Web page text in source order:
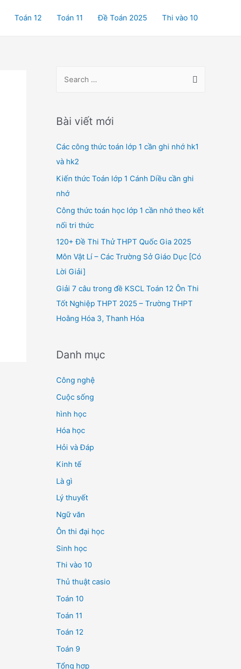
Toán 12 Toán 11 Đề Toán 2025 Thi vào 10
r
h
f
o
r
:
Bài viết mới
Các công thức toán lớp 1 cần ghi nhớ hk1
và hk2
Kiến thức Toán lớp 1 Cánh Diều cần ghi
nhớ
Công thức toán học lớp 1 cần nhớ theo kết
nối tri thức
120+ Đề Thi Thử THPT Quốc Gia 2025
Môn Vật Lí – Các Trường Sở Giáo Dục [Có
Lời Giải]
Giải 7 câu trong đề KSCL Toán 12 Ôn Thi
Tốt Nghiệp THPT 2025 – Trường THPT
Hoằng Hóa 3, Thanh Hóa
Danh mục
Công nghệ
Cuộc sống
hình học
Hóa học
Hỏi và Đáp
Kinh tế
Là gì
Lý thuyết
Ngữ văn
Ôn thi đại học
Sinh học
Thi vào 10
Thủ thuật casio
Toán 10
Toán 11
Toán 12
Toán 9
Tổng hợp